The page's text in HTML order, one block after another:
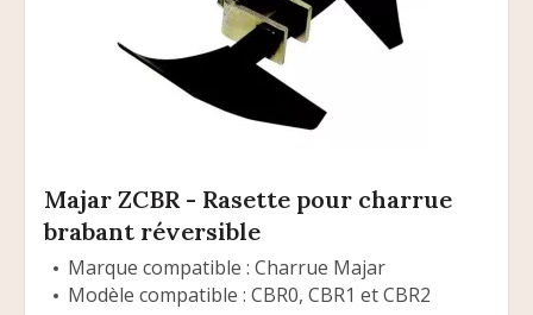
Majar ZCBR - Rasette pour charrue
brabant réversible
Marque compatible : Charrue Majar
Modèle compatible : CBR0, CBR1 et CBR2